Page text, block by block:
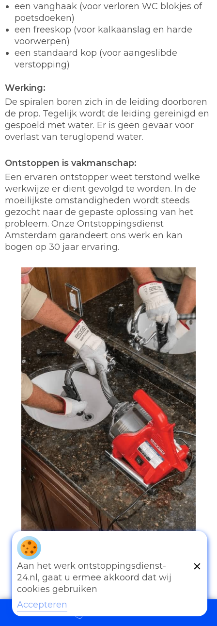
097006521500
een vanghaak (voor verloren WC blokjes of
poetsdoeken)
een freeskop (voor kalkaanslag en harde
voorwerpen)
een standaard kop (voor aangeslibde
verstopping)
Werking:
De spiralen boren zich in de leiding doorboren
de prop. Tegelijk wordt de leiding gereinigd en
gespoeld met water. Er is geen gevaar voor
overlast van teruglopend water.
Ontstoppen is vakmanschap:
Een ervaren ontstopper weet terstond welke
werkwijze er dient gevolgd te worden. In de
moeilijkste omstandigheden wordt steeds
gezocht naar de gepaste oplossing van het
probleem. Onze Ontstoppingsdienst
Amsterdam garandeert ons werk en kan
bogen op 30 jaar ervaring.
Andere diensten
Aan het werk ontstoppingsdienst-
24.nl, gaat u ermee akkoord dat wij
cookies gebruiken
Accepteren